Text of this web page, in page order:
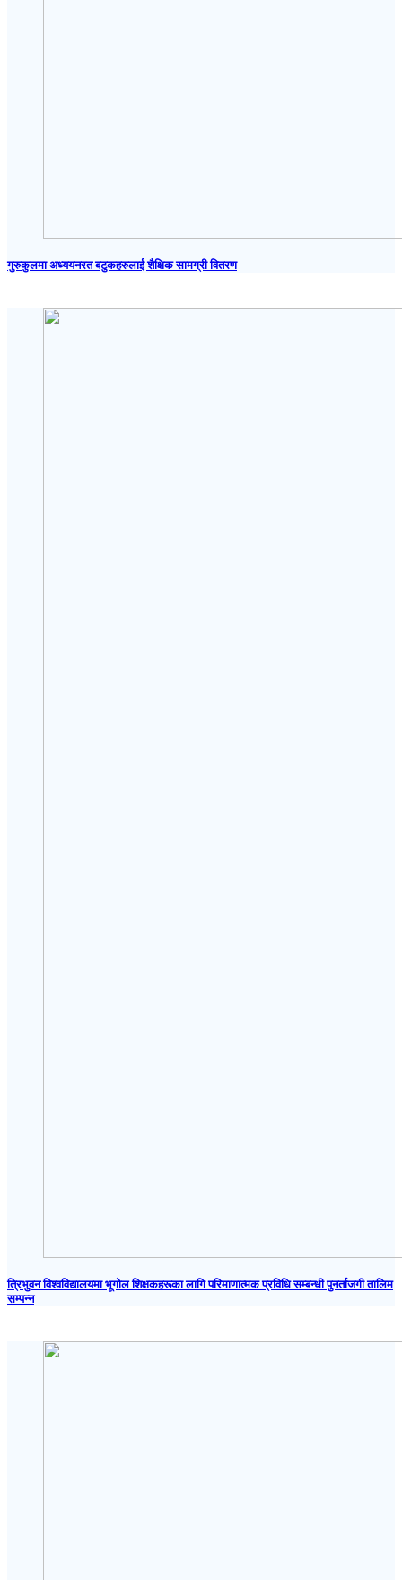
गुरुकुलमा अध्ययनरत बटुकहरुलाई शैक्षिक सामग्री वितरण
त्रिभुवन विश्वविद्यालयमा भूगोल शिक्षकहरूका लागि परिमाणात्मक प्रविधि सम्बन्धी पुनर्ताजगी तालिम
सम्पन्न